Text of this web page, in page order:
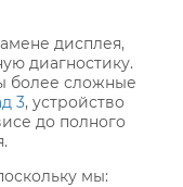
дисплея,
диагностику.
более сложные
3, устройство
до полного
мы: